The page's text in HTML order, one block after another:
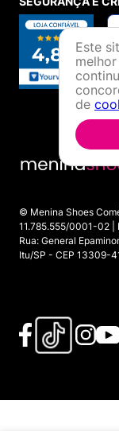
© Menina Shoes
11.785.555/0001-02 |
Rua: General
Itu/SP - CEP 13309-
Este
de